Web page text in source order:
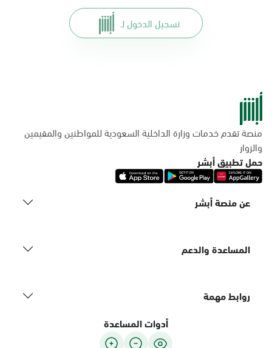
تسجيل الدخول لـ
منصة تقدم خدمات وزارة الداخلية السعودية للمواطنين والمقيمين
والزوار
حمل تطبيق أبشر
عن منصة أبشر
المساعدة والدعم
روابط مهمة
أدوات المساعدة